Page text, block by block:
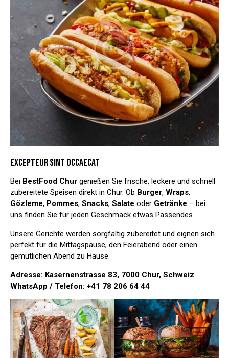
EXCEPTEUR SINT OCCAECAT
Bei BestFood Chur genießen Sie frische, leckere und schnell
zubereitete Speisen direkt in Chur. Ob Burger, Wraps,
Gözleme, Pommes, Snacks, Salate oder Getränke – bei
uns finden Sie für jeden Geschmack etwas Passendes.
Unsere Gerichte werden sorgfältig zubereitet und eignen sich
perfekt für die Mittagspause, den Feierabend oder einen
gemütlichen Abend zu Hause.
Adresse: Kasernenstrasse 83, 7000 Chur, Schweiz
WhatsApp / Telefon: +41 78 206 64 44